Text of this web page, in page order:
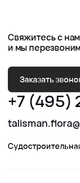
Свяжитесь с
и мы
Заказать
+7 (495)